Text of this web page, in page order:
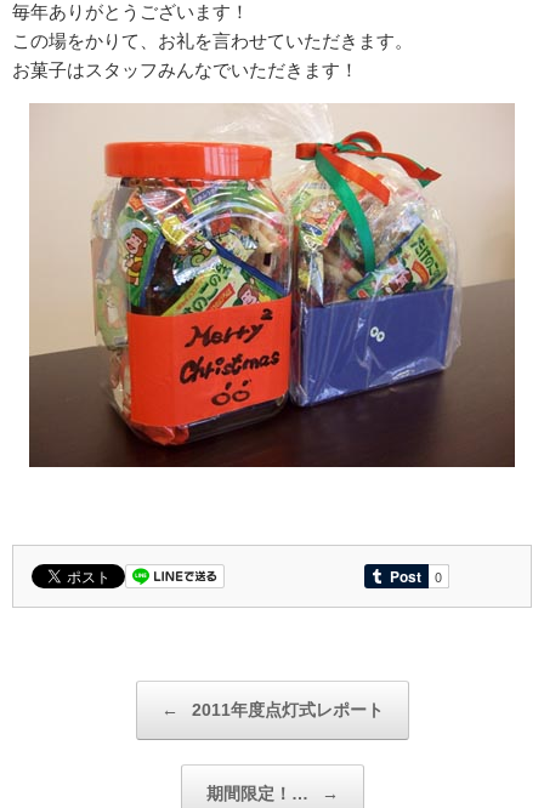
毎年ありがとうございます！
この場をかりて、お礼を言わせていただきます。
お菓子はスタッフみんなでいただきます！
← 2011年度点灯式レポート
期間限定！… →